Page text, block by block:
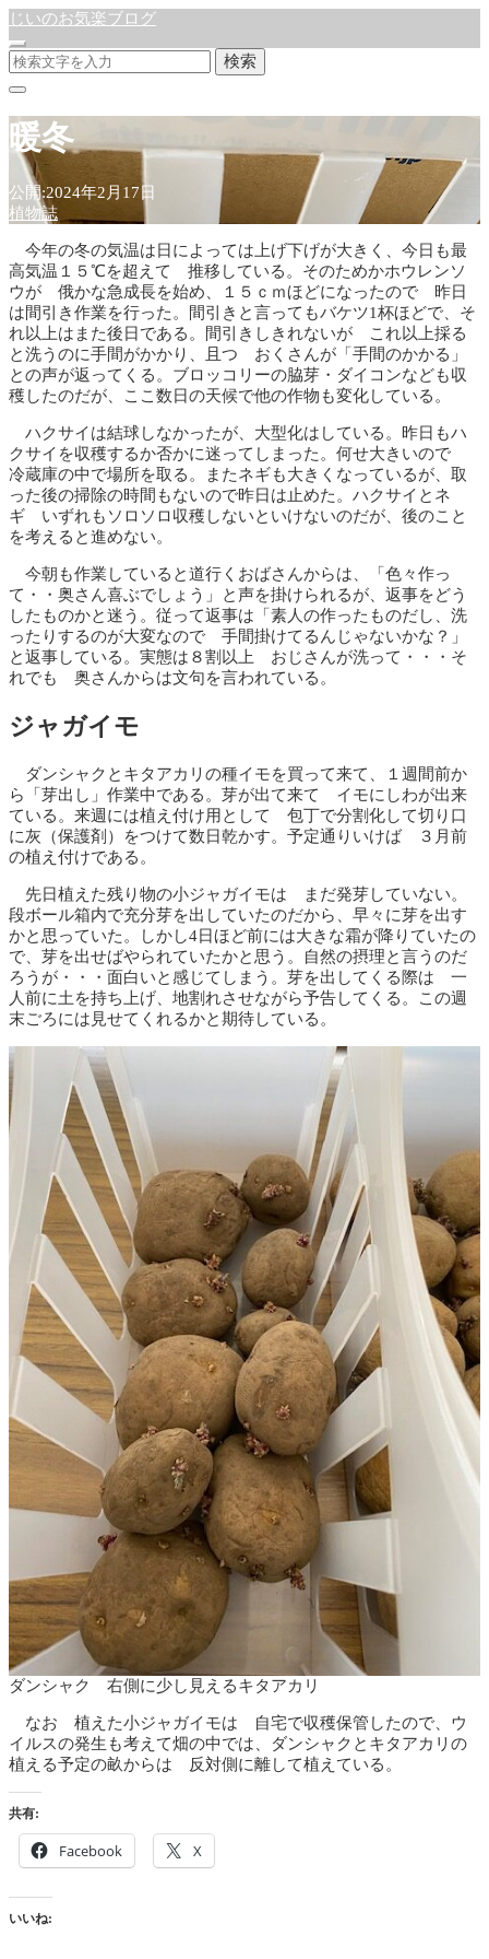
じいのお気楽ブログ
検索
暖冬
公開:2024年2月17日
植物誌
今年の冬の気温は日によっては上げ下げが大きく、今日も最
高気温１５℃を超えて 推移している。そのためかホウレンソ
ウが 俄かな急成長を始め、１５ｃｍほどになったので 昨日
は間引き作業を行った。間引きと言ってもバケツ1杯ほどで、そ
れ以上はまた後日である。間引きしきれないが これ以上採る
と洗うのに手間がかかり、且つ おくさんが「手間のかかる」
との声が返ってくる。ブロッコリーの脇芽・ダイコンなども収
穫したのだが、ここ数日の天候で他の作物も変化している。
ハクサイは結球しなかったが、大型化はしている。昨日もハ
クサイを収穫するか否かに迷ってしまった。何せ大きいので
冷蔵庫の中で場所を取る。またネギも大きくなっているが、取
った後の掃除の時間もないので昨日は止めた。ハクサイとネ
ギ いずれもソロソロ収穫しないといけないのだが、後のこと
を考えると進めない。
今朝も作業していると道行くおばさんからは、「色々作っ
て・・奥さん喜ぶでしょう」と声を掛けられるが、返事をどう
したものかと迷う。従って返事は「素人の作ったものだし、洗
ったりするのが大変なので 手間掛けてるんじゃないかな？」
と返事している。実態は８割以上 おじさんが洗って・・・そ
れでも 奥さんからは文句を言われている。
ジャガイモ
ダンシャクとキタアカリの種イモを買って来て、１週間前か
ら「芽出し」作業中である。芽が出て来て イモにしわが出来
ている。来週には植え付け用として 包丁で分割化して切り口
に灰（保護剤）をつけて数日乾かす。予定通りいけば ３月前
の植え付けである。
先日植えた残り物の小ジャガイモは まだ発芽していない。
段ボール箱内で充分芽を出していたのだから、早々に芽を出す
かと思っていた。しかし4日ほど前には大きな霜が降りていたの
で、芽を出せばやられていたかと思う。自然の摂理と言うのだ
ろうが・・・面白いと感じてしまう。芽を出してくる際は 一
人前に土を持ち上げ、地割れさせながら予告してくる。この週
末ごろには見せてくれるかと期待している。
ダンシャク 右側に少し見えるキタアカリ
なお 植えた小ジャガイモは 自宅で収穫保管したので、ウ
イルスの発生も考えて畑の中では、ダンシャクとキタアカリの
植える予定の畝からは 反対側に離して植えている。
共有:
Facebook X
いいね: